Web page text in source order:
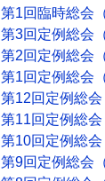
第1回臨時総会
第3回定例総会
第2回定例総会
第1回定例総会
第12回定例総
第11回定例総
第10回定例総
第9回定例総会